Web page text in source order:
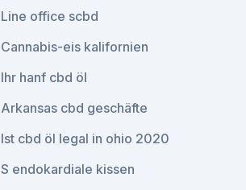
Line office scbd
Cannabis-eis kalifornien
Ihr hanf cbd öl
Arkansas cbd geschäfte
Ist cbd öl legal in ohio 2020
S endokardiale kissen